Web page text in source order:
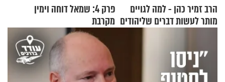
הרב זמיר כהן - למה לגויים
מותר לעשות דברים שליהודים
פרק 4: שמאל דוחה וימין
מקרבת